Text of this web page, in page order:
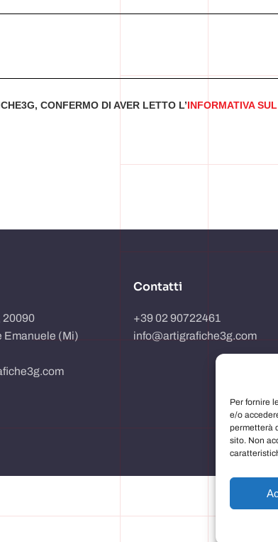
Per fornire
e/o
permetterà
sito. Non
CONFERMO DI AVER LETTO L’INFORMATIVA
20090
Emanuele (Mi)
Contatti
+39 02 90722461
info@artigrafiche3g.com